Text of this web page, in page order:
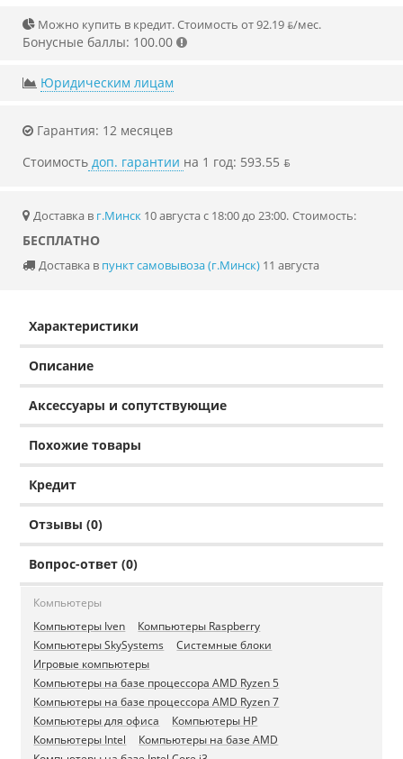
Можно купить в кредит. Стоимость от 92.19 ƃ/мec.
Бонусные баллы: 100.00
Юридическим лицам
Гарантия: 12 месяцев
Стоимость доп. гарантии на 1 год: 593.55 ƃ
Доставка в г.Минск 10 августа с 18:00 до 23:00. Стоимость:
БЕСПЛАТНО
Доставка в пункт самовывоза (г.Минск) 11 августа
Характеристики
Описание
Аксессуары и сопутствующие
Похожие товары
Кредит
Отзывы (0)
Вопрос-ответ (0)
Компьютеры
Компьютеры Iven
Компьютеры Raspberry
Компьютеры SkySystems
Системные блоки
Игровые компьютеры
Компьютеры на базе процессора AMD Ryzen 5
Компьютеры на базе процессора AMD Ryzen 7
Компьютеры для офиса
Компьютеры HP
Компьютеры Intel
Компьютеры на базе AMD